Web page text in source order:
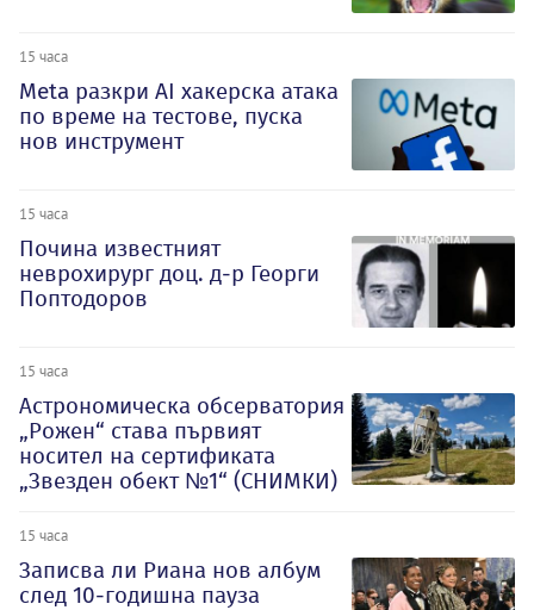
15 часа
Meta разкри AI хакерска атака
по време на тестове, пуска
нов инструмент
15 часа
Почина известният
неврохирург доц. д-р Георги
Поптодоров
15 часа
Астрономическа обсерватория
„Рожен“ става първият
носител на сертификата
„Звезден обект №1“ (СНИМКИ)
15 часа
Записва ли Риана нов албум
след 10-годишна пауза